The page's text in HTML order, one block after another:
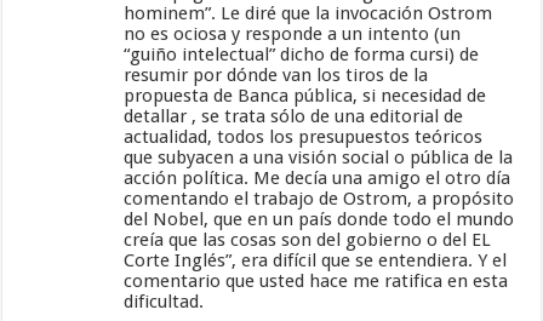
hominem”. Le diré que la invocación Ostrom
no es ociosa y responde a un intento (un
“guiño intelectual” dicho de forma cursi) de
resumir por dónde van los tiros de la
propuesta de Banca pública, si necesidad de
detallar , se trata sólo de una editorial de
actualidad, todos los presupuestos teóricos
que subyacen a una visión social o pública de la
acción política. Me decía una amigo el otro día
comentando el trabajo de Ostrom, a propósito
del Nobel, que en un país donde todo el mundo
creía que las cosas son del gobierno o del EL
Corte Inglés”, era difícil que se entendiera. Y el
comentario que usted hace me ratifica en esta
dificultad.